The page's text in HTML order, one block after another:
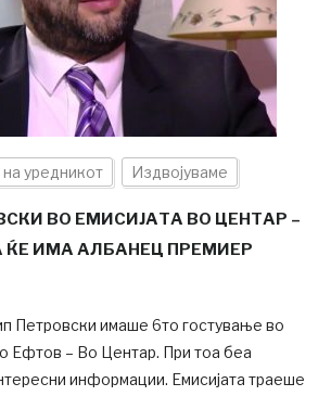
уредникот Издвојуваме
ВО ЕМИСИЈАТА ВО ЦЕНТАР –
ЌЕ ИМА АЛБАНЕЦ ПРЕМИЕР
Петровски имаше 6то гостување во
Ефтов – Во Центар. При тоа беа
информации. Емисијата траеше